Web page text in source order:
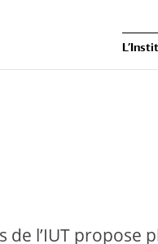
l’IUT propose